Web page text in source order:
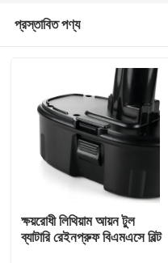
প্রস্তাবিত পণ্য
ক্ষয়রোধী লিথিয়াম আয়ন টুল
ব্যাটারি রেইনপ্রুফ বিএমএসে বিল্ট